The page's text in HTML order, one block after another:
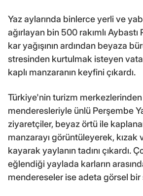
Yaz aylarında binlerce yerli ve
ağırlayan bin 500 rakımlı Aybastı
kar yağışının ardından beyaza
stresinden kurtulmak isteyen
kaplı manzaranın keyfini çıkardı.
Türkiye'nin turizm
menderesleriyle ünlü Perşembe
ziyaretçiler, beyaz örtü ile
manzarayı görüntüleyerek, kızak
kayarak yaylanın tadını çıkardı.
eğlendiği yaylada karların
mendereseler ise adeta görsel bir